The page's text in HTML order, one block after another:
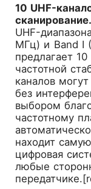
10 UHF-
сканирование.
UHF-
МГц) и Band I
предлагает
частотной
каналов
без
выбором
частотному
находит
цифровая
любые